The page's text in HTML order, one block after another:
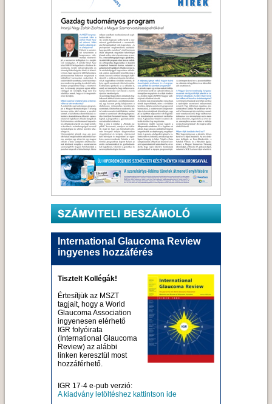
International Glaucoma Review
ingyenes hozzáférés
Tisztelt Kollégák!
Értesítjük az MSZT
tagjait, hogy a World
Glaucoma Association
ingyenesen elérhető
IGR folyóirata
(International Glaucoma
Review) az alábbi
linken keresztül most
hozzáférhető.
IGR 17-4 e-pub verzió:
A kiadvány letöltéshez kattintson ide